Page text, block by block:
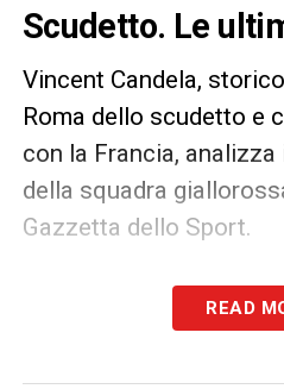
Scudetto. Le
Vincent Candela,
Roma dello scudetto e
con la Francia, analizza
della squadra
Gazzetta dello Sport.
LOTTA SCUDETTO
classifica parla chiaro.
READ